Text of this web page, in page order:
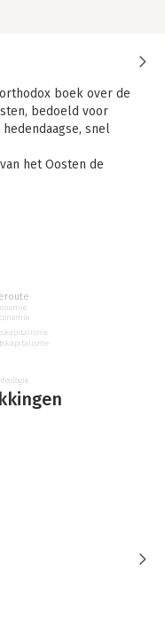
boek over de
bedoeld voor
snel
het Oosten de
het oosten.
van een
waarin Sheikh
door het Euraziatische
filosofische en
openbaart zich een
grenzen subtiel aan
ideologie